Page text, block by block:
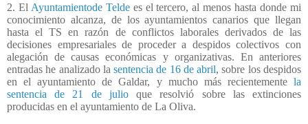
2. El Ayuntamientode Teldees el tercero, al menos hasta donde mi
conocimiento alcanza, de los ayuntamientos canarios que llegan
hasta el TS en razón de conflictos laborales derivados de las
decisiones empresariales de proceder a despidos colectivos con
alegación de causas económicas y organizativas. En anteriores
entradas he analizado lasentencia de 16 de abril, sobre los despidos
en el ayuntamiento de Galdar, y mucho más recientemente la
sentencia de 21 de julioque resolvió sobre las extinciones
producidas en el ayuntamiento de La Oliva.